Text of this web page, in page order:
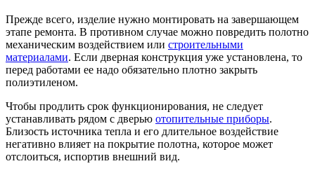
Прежде всего, изделие нужно монтировать на завершающем
этапе ремонта. В противном случае можно повредить полотно
механическим воздействием или строительными
материалами. Если дверная конструкция уже установлена, то
перед работами ее надо обязательно плотно закрыть
полиэтиленом.
Чтобы продлить срок функционирования, не следует
устанавливать рядом с дверью отопительные приборы.
Близость источника тепла и его длительное воздействие
негативно влияет на покрытие полотна, которое может
отслоиться, испортив внешний вид.